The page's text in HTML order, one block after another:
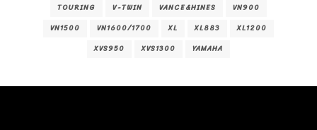
TOURING
V-TWIN VANCE&HINES
VN900
VN1500
VN1600/1700 XL XL883
XL1200
XVS950
XVS1300 YAMAHA